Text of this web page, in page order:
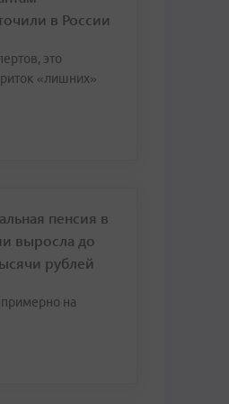
в России
это
«лишних»
пенсия в
выросла до
рублей
примерно на